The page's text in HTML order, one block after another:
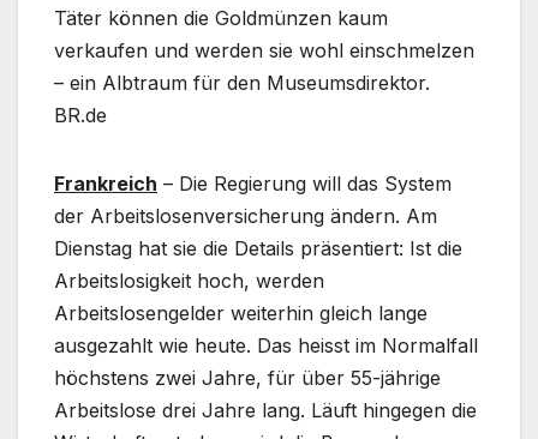
Täter können die Goldmünzen kaum
verkaufen und werden sie wohl einschmelzen
– ein Albtraum für den Museumsdirektor.
BR.de
Frankreich – Die Regierung will das System
der Arbeitslosenversicherung ändern. Am
Dienstag hat sie die Details präsentiert: Ist die
Arbeitslosigkeit hoch, werden
Arbeitslosengelder weiterhin gleich lange
ausgezahlt wie heute. Das heisst im Normalfall
höchstens zwei Jahre, für über 55-jährige
Arbeitslose drei Jahre lang. Läuft hingegen die